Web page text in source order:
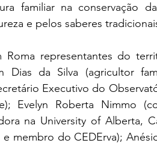
familiar na conservação
e pelos saberes
Roma representantes do
da Silva (agricultor
Executivo do
Evelyn Roberta Nimmo
na University of Alberta,
membro do CEDErva);